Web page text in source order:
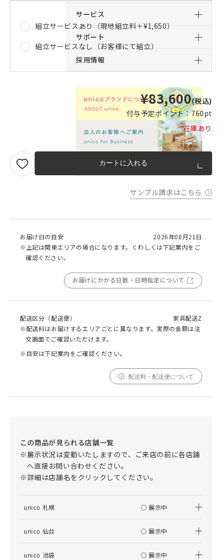
サービス
サポート
採用情報
品質への取り組みのご案内
組立サービスあり（現地組立料＋¥1,650）
組立サービスなし（お客様にて組立）
¥83,600(税込)
付与予定ポイント：760pt
在庫あり
カートに入れる
サンプル請求はこちら
お届け日の目安
2026年08月21日
※上記は関東エリアの場合になります。くわしくは下記案内をご
確認ください。
お届けにかかる日数・日時指定について
配送区分（配送便）
家具配送Z
※配送料はお届けするエリアごとに異なります。実際の金額は注
文画面でご確認いただけます。
※目安は下記案内をご確認ください。
配送料・配送便について
この商品が見られる店舗一覧
※展示状況は変動いたしますので、ご来店の前に各店舗
へ直接お問い合わせください。
※詳細は店舗名をクリックしてください。
unico 札幌 ○ 展示中
unico 仙台 ○ 展示中
unico 池袋 ○ 展示中